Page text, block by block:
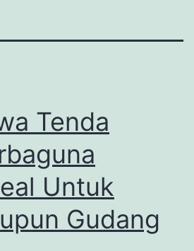
Tenda
Untuk
Gudang